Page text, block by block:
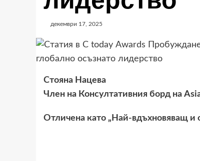
декември 17, 2025
Стояна Нацева
Член на Консултативния борд на
Отличена като „Най-вдъхновяващ и